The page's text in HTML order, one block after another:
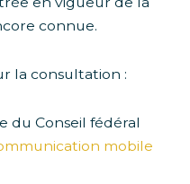
connue.
la consultation :
du Conseil fédéral
mobile